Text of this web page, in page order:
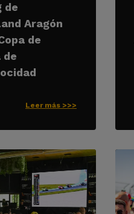
de
Aragón
de
de
Leer más >>>